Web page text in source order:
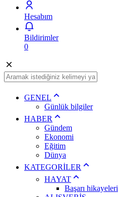
Hesabım
Bildirimler
0
GENEL
Günlük bilgiler
HABER
Gündem
Ekonomi
Eğitim
Dünya
KATEGORİLER
HAYAT
Başarı hikayeleri